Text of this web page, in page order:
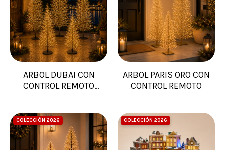
ARBOL DUBAI CON
CONTROL REMOTO
ARBOL PARIS ORO CON
CONTROL REMOTO
COLECCIÓN 2026 COLECCIÓN 2026